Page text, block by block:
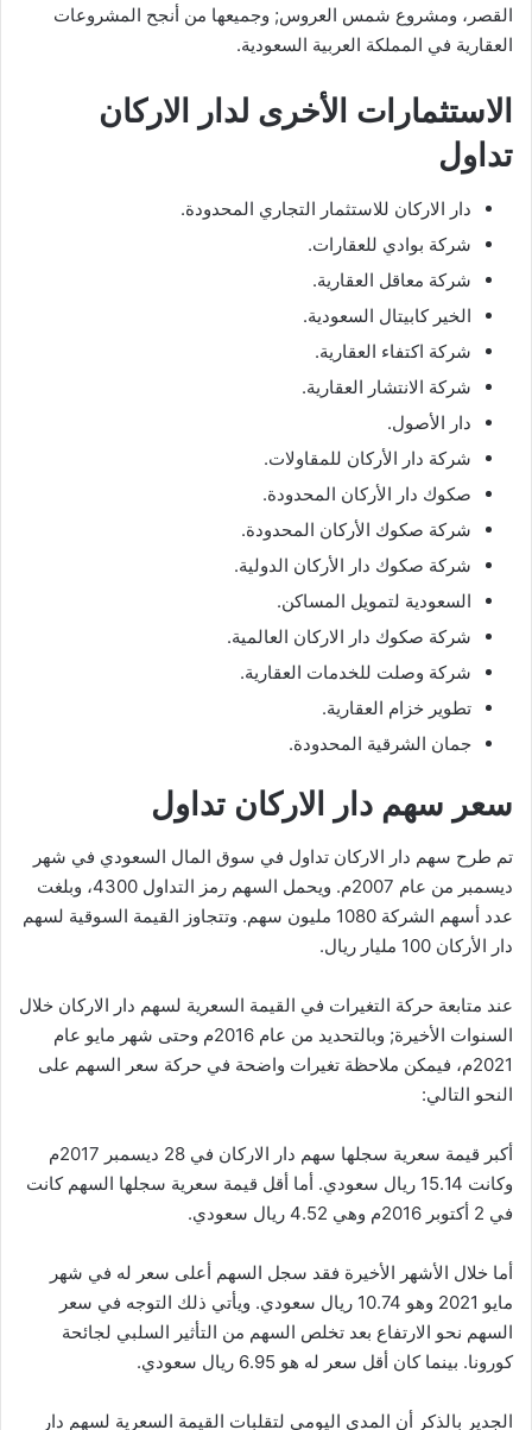
القصر، ومشروع شمس العروس; وجميعها من أنجح المشروعات
العقارية في المملكة العربية السعودية.
الاستثمارات الأخرى لدار الاركان
تداول
دار الاركان للاستثمار التجاري المحدودة.
شركة بوادي للعقارات.
شركة معاقل العقارية.
الخير كابيتال السعودية.
شركة اكتفاء العقارية.
شركة الانتشار العقارية.
دار الأصول.
شركة دار الأركان للمقاولات.
صكوك دار الأركان المحدودة.
شركة صكوك الأركان المحدودة.
شركة صكوك دار الأركان الدولية.
السعودية لتمويل المساكن.
شركة صكوك دار الاركان العالمية.
شركة وصلت للخدمات العقارية.
تطوير خزام العقارية.
جمان الشرقية المحدودة.
سعر سهم دار الاركان تداول
تم طرح سهم دار الاركان تداول في سوق المال السعودي في شهر
ديسمبر من عام 2007م. ويحمل السهم رمز التداول 4300، وبلغت
عدد أسهم الشركة 1080 مليون سهم. وتتجاوز القيمة السوقية لسهم
دار الأركان 100 مليار ريال.
عند متابعة حركة التغيرات في القيمة السعرية لسهم دار الاركان خلال
السنوات الأخيرة; وبالتحديد من عام 2016م وحتى شهر مايو عام
2021م، فيمكن ملاحظة تغيرات واضحة في حركة سعر السهم على
النحو التالي:
أكبر قيمة سعرية سجلها سهم دار الاركان في 28 ديسمبر 2017م
وكانت 15.14 ريال سعودي. أما أقل قيمة سعرية سجلها السهم كانت
في 2 أكتوبر 2016م وهي 4.52 ريال سعودي.
أما خلال الأشهر الأخيرة فقد سجل السهم أعلى سعر له في شهر
مايو 2021 وهو 10.74 ريال سعودي. ويأتي ذلك التوجه في سعر
السهم نحو الارتفاع بعد تخلص السهم من التأثير السلبي لجائحة
كورونا. بينما كان أقل سعر له هو 6.95 ريال سعودي.
الجدير بالذكر أن المدى اليومي لتقلبات القيمة السعرية لسهم دار